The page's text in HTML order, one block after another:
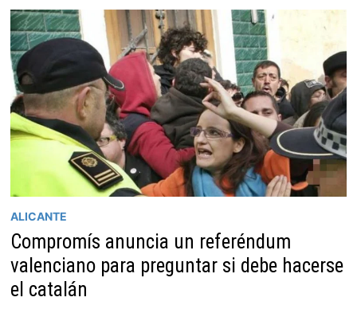
ALICANTE
Compromís anuncia un referéndum
valenciano para preguntar si debe hacerse
el catalán